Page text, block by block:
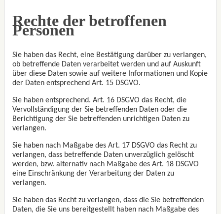
Rechte der betroffenen
Personen
Sie haben das Recht, eine Bestätigung darüber zu verlangen,
ob betreffende Daten verarbeitet werden und auf Auskunft
über diese Daten sowie auf weitere Informationen und Kopie
der Daten entsprechend Art. 15 DSGVO.
Sie haben entsprechend. Art. 16 DSGVO das Recht, die
Vervollständigung der Sie betreffenden Daten oder die
Berichtigung der Sie betreffenden unrichtigen Daten zu
verlangen.
Sie haben nach Maßgabe des Art. 17 DSGVO das Recht zu
verlangen, dass betreffende Daten unverzüglich gelöscht
werden, bzw. alternativ nach Maßgabe des Art. 18 DSGVO
eine Einschränkung der Verarbeitung der Daten zu
verlangen.
Sie haben das Recht zu verlangen, dass die Sie betreffenden
Daten, die Sie uns bereitgestellt haben nach Maßgabe des